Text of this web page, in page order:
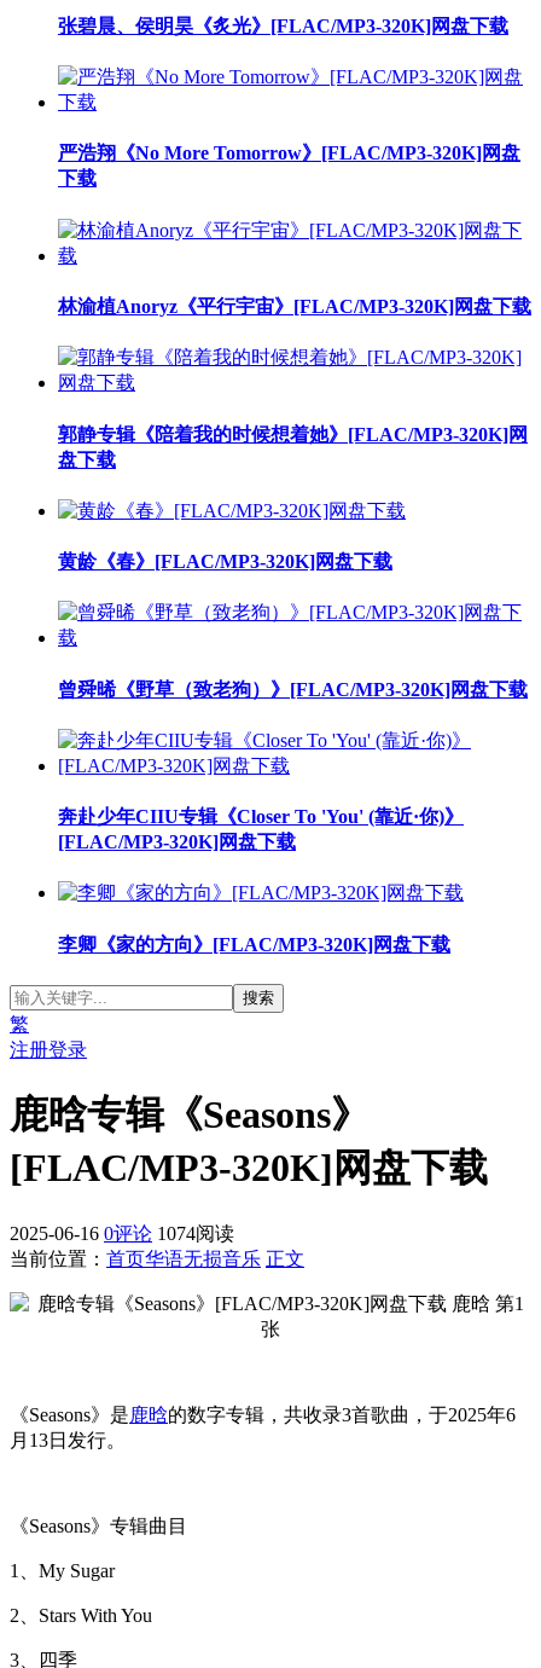
张碧晨、侯明昊《炙光》[FLAC/MP3-320K]网盘下载
严浩翔《No More Tomorrow》[FLAC/MP3-320K]网盘
下载
林渝植Anoryz《平行宇宙》[FLAC/MP3-320K]网盘下载
郭静专辑《陪着我的时候想着她》[FLAC/MP3-320K]网
盘下载
黄龄《春》[FLAC/MP3-320K]网盘下载
曾舜晞《野草（致老狗）》[FLAC/MP3-320K]网盘下载
奔赴少年CIIU专辑《Closer To 'You' (靠近·你)》
[FLAC/MP3-320K]网盘下载
李卿《家的方向》[FLAC/MP3-320K]网盘下载
繁
注册登录
鹿晗专辑《Seasons》
[FLAC/MP3-320K]网盘下载
2025-06-16 0评论 1074阅读
当前位置： 首页华语无损音乐 正文
《Seasons》是鹿晗的数字专辑，共收录3首歌曲，于2025年6
月13日发行。
《Seasons》专辑曲目
1、My Sugar
2、Stars With You
3、四季